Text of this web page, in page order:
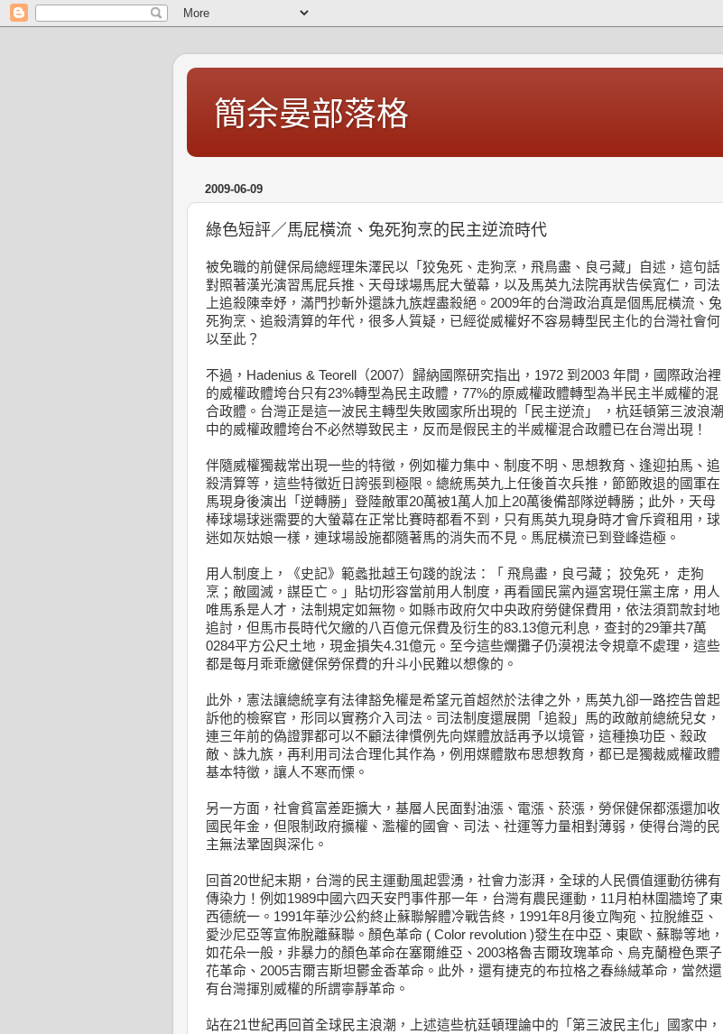
簡余晏部落格
2009-06-09
綠色短評／馬屁橫流、兔死狗烹的民主逆流時代
被免職的前健保局總經理朱澤民以「狡兔死、走狗烹，飛鳥盡、良弓藏」自述，這句話
對照著漢光演習馬屁兵推、天母球場馬屁大螢幕，以及馬英九法院再狀告侯寬仁，司法
上追殺陳幸妤，滿門抄斬外還誅九族趕盡殺絕。2009年的台灣政治真是個馬屁橫流、兔
死狗烹、追殺清算的年代，很多人質疑，已經從威權好不容易轉型民主化的台灣社會何
以至此？
不過，Hadenius & Teorell（2007）歸納國際研究指出，1972 到2003 年間，國際政治裡
的威權政體垮台只有23%轉型為民主政體，77%的原威權政體轉型為半民主半威權的混
合政體。台灣正是這一波民主轉型失敗國家所出現的「民主逆流」 ，杭廷頓第三波浪潮
中的威權政體垮台不必然導致民主，反而是假民主的半威權混合政體已在台灣出現！
伴隨威權獨裁常出現一些的特徵，例如權力集中、制度不明、思想教育、逢迎拍馬、追
殺清算等，這些特徵近日誇張到極限。總統馬英九上任後首次兵推，節節敗退的國軍在
馬現身後演出「逆轉勝」登陸敵軍20萬被1萬人加上20萬後備部隊逆轉勝；此外，天母
棒球場球迷需要的大螢幕在正常比賽時都看不到，只有馬英九現身時才會斥資租用，球
迷如灰姑娘一樣，連球場設施都隨著馬的消失而不見。馬屁橫流已到登峰造極。
用人制度上，《史記》範蠡批越王句踐的說法：「 飛鳥盡，良弓藏； 狡兔死， 走狗
烹；敵國滅，謀臣亡。」貼切形容當前用人制度，再看國民黨內逼宮現任黨主席，用人
唯馬系是人才，法制規定如無物。如縣市政府欠中央政府勞健保費用，依法須罰款封地
追討，但馬市長時代欠繳的八百億元保費及衍生的83.13億元利息，查封的29筆共7萬
0284平方公尺土地，現金損失4.31億元。至今這些爛攤子仍漠視法令規章不處理，這些
都是每月乖乖繳健保勞保費的升斗小民難以想像的。
此外，憲法讓總統享有法律豁免權是希望元首超然於法律之外，馬英九卻一路控告曾起
訴他的檢察官，形同以實務介入司法。司法制度還展開「追殺」馬的政敵前總統兒女，
連三年前的偽證罪都可以不顧法律慣例先向媒體放話再予以境管，這種換功臣、殺政
敵、誅九族，再利用司法合理化其作為，例用媒體散布思想教育，都已是獨裁威權政體
基本特徵，讓人不寒而慄。
另一方面，社會貧富差距擴大，基層人民面對油漲、電漲、菸漲，勞保健保都漲還加收
國民年金，但限制政府擴權、濫權的國會、司法、社運等力量相對薄弱，使得台灣的民
主無法鞏固與深化。
回首20世紀末期，台灣的民主運動風起雲湧，社會力澎湃，全球的人民價值運動彷彿有
傳染力！例如1989中國六四天安門事件那一年，台灣有農民運動，11月柏林圍牆垮了東
西德統一。1991年華沙公約終止蘇聯解體冷戰告終，1991年8月後立陶宛、拉脫維亞、
愛沙尼亞等宣佈脫離蘇聯。顏色革命 ( Color revolution )發生在中亞、東歐、蘇聯等地，
如花朵一般，非暴力的顏色革命在塞爾維亞、2003格魯吉爾玫瑰革命、烏克蘭橙色栗子
花革命、2005吉爾吉斯坦鬱金香革命。此外，還有捷克的布拉格之春絲絨革命，當然還
有台灣揮別威權的所謂寧靜革命。
站在21世紀再回首全球民主浪潮，上述這些杭廷頓理論中的「第三波民主化」國家中，